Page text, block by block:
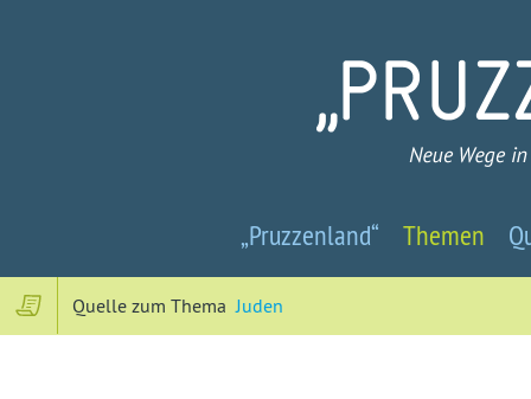
-
Neue
„Pruzzenland“ Themen
Quelle zum Thema Juden